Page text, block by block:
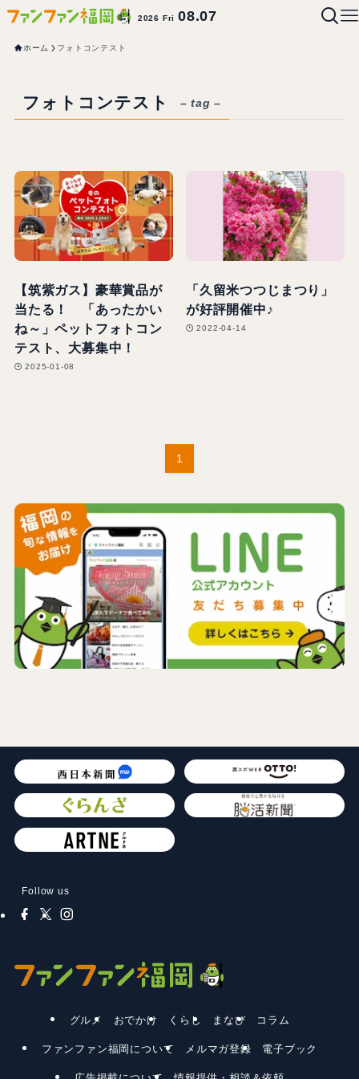
2026 Fri08.07
ホーム フォトコンテスト
フォトコンテスト – tag –
【筑紫ガス】豪華賞品が
当たる！ 「あったかい
ね～」ペットフォトコン
テスト、大募集中！
2025-01-08
「久留米つつじまつり」
が好評開催中♪
2022-04-14
1
Follow us
グルメ おでかけ くらし まなび コラム
ファンファン福岡について メルマガ登録 電子ブック